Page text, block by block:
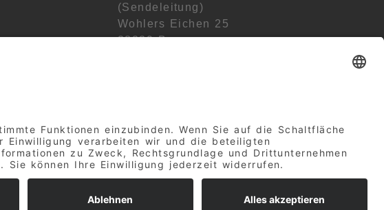
(Sendeleitung)
Wohlers Eichen 25
28239 Bremen
Facebook
Instagram